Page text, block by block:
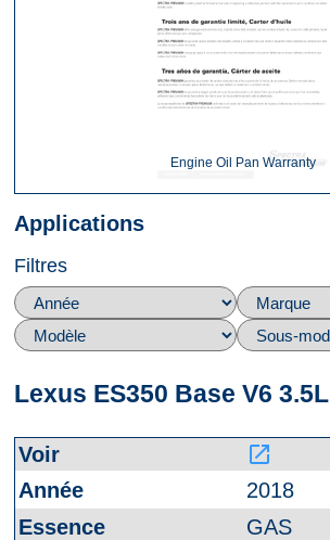
Engine Oil Pan Warranty
Applications
Filtres
Lexus ES350 Base V6 3.5L
launch
2018
GAS